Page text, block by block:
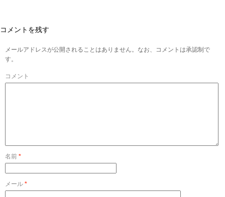
コメントを残す
メールアドレスが公開されることはありません。なお、コメントは承認制で
す。
コメント
名前 *
メール *